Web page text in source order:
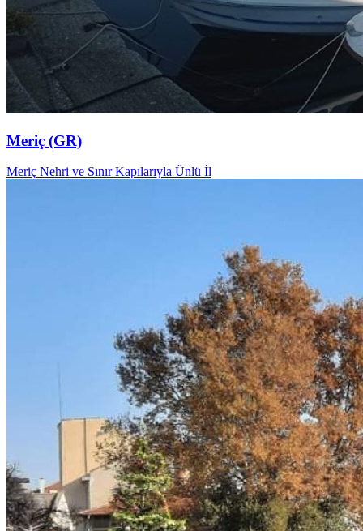
Meriç (GR)
Meriç Nehri ve Sınır Kapılarıyla Ünlü İl